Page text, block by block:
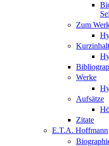
Zum
Kurzinhalt
Werke
Aufsätze
Zitate
E.T.A. Hoffmann